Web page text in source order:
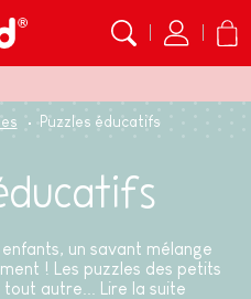
Puzzles éducatifs
un savant mélange
! Les puzzles des petits
tout autre...
Lire la suite